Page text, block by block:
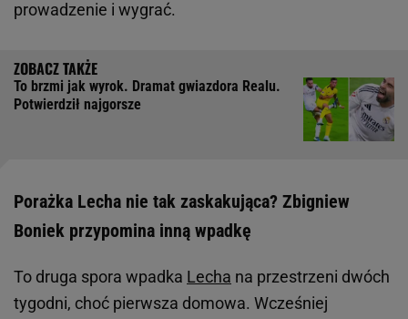
prowadzenie i wygrać.
To brzmi jak wyrok. Dramat gwiazdora Realu.
Potwierdził najgorsze
Porażka Lecha nie tak zaskakująca? Zbigniew
Boniek przypomina inną wpadkę
To druga spora wpadka Lecha na przestrzeni dwóch
tygodni, choć pierwsza domowa. Wcześniej